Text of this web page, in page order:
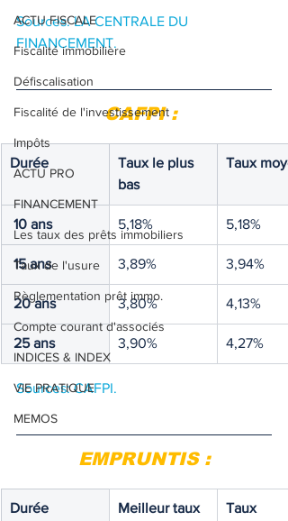
ACTU FISCALE
Fiscalité immobilière
Défiscalisation
Fiscalité de l'investissement
Impôts
ACTU PRO
FINANCEMENT
Les taux des prêts immobiliers
Taux de l'usure
Règlementation prêt immo.
Compte courant d'associés
INDICES & INDEX
VIE PRATIQUE
MEMOS
Sources: LA CENTRALE DU
FINANCEMENT.
CAFPI :
Durée
Taux le plus
bas
Taux
10 ans 5,18% 5,18%
15 ans 3,89% 3,94%
20 ans 3,80% 4,13%
25 ans 3,90% 4,27%
Sources: CAFPI.
EMPRUNTIS :
Durée
Meilleur taux
Taux